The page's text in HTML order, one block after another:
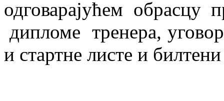
одговарајућем
дипломе тренера,
и стартне листе и